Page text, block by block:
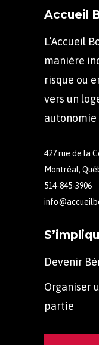
Accueil
L’Accueil
manière
risque ou
vers un
autonomie
427 rue de la
Montréal,
514-845-3906
Devenir
Organiser
partie